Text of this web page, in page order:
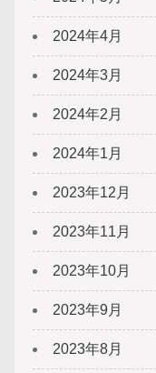
2024年4月
2024年3月
2024年2月
2024年1月
2023年12月
2023年11月
2023年10月
2023年9月
2023年8月